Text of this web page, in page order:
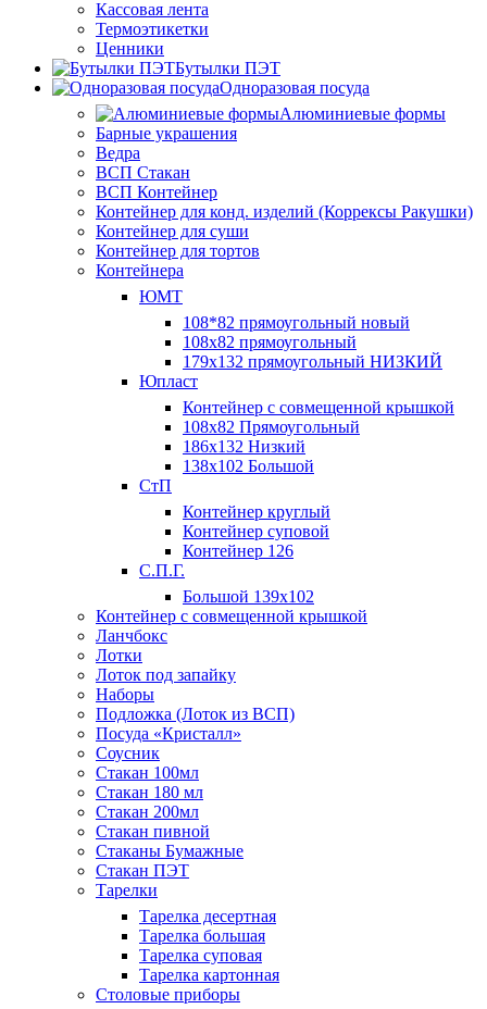
Кассовая лента
Термоэтикетки
Ценники
Бутылки ПЭТ
Одноразовая посуда
Алюминиевые формы
Барные украшения
Ведра
ВСП Стакан
ВСП Контейнер
Контейнер для конд. изделий (Коррексы Ракушки)
Контейнер для суши
Контейнер для тортов
Контейнера
ЮМТ
108*82 прямоугольный новый
108х82 прямоугольный
179х132 прямоугольный НИЗКИЙ
Юпласт
Контейнер с совмещенной крышкой
108х82 Прямоугольный
186х132 Низкий
138х102 Большой
СтП
Контейнер круглый
Контейнер суповой
Контейнер 126
С.П.Г.
Большой 139х102
Контейнер с совмещенной крышкой
Ланчбокс
Лотки
Лоток под запайку
Наборы
Подложка (Лоток из ВСП)
Посуда «Кристалл»
Соусник
Стакан 100мл
Стакан 180 мл
Стакан 200мл
Стакан пивной
Стаканы Бумажные
Стакан ПЭТ
Тарелки
Тарелка десертная
Тарелка большая
Тарелка суповая
Тарелка картонная
Столовые приборы